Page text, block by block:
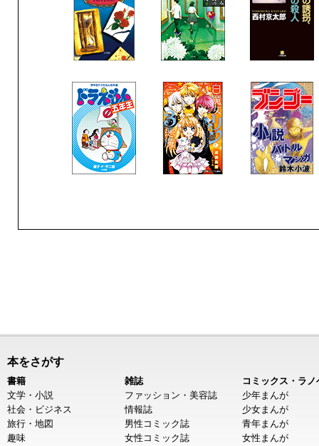
本をさがす
書籍
文学・小説
社会・ビジネス
旅行・地図
趣味
雑誌
ファッション・美容誌
情報誌
男性コミック誌
女性コミック誌
コミックス・ラノ
少年まんが
少女まんが
青年まんが
女性まんが